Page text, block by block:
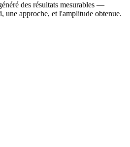
des résultats mesurables —
une approche, et l'amplitude obtenue.